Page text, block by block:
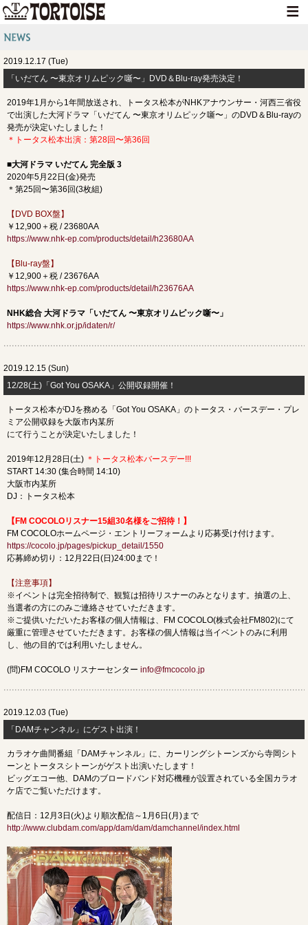
MEDIA INFO
2019.12.17 (Tue)
​「いだてん 〜東京オリムピック噺〜」DVD＆Blu-ray発売決定！
2019年1月から1年間放送され、トータス松本がNHKアナウンサー・河西三省役
で出演した大河ドラマ「いだてん 〜東京オリムピック噺〜」のDVD＆Blu-rayの
発売が決定いたしました！
＊トータス松本出演：第28回〜第36回
■大河ドラマ いだてん 完全版 3
2020年5月22日(金)発売
＊第25回〜第36回(3枚組)
【DVD BOX盤】
￥12,900＋税 / 23680AA
https://www.nhk-ep.com/products/detail/h23680AA
【Blu-ray盤】
￥12,900＋税 / 23676AA
https://www.nhk-ep.com/products/detail/h23676AA
NHK総合 大河ドラマ「いだてん 〜東京オリムピック噺〜」
https://www.nhk.or.jp/idaten/r/
2019.12.15 (Sun)
12/28(土)「Got You OSAKA」公開収録開催！
トータス松本がDJを務める「Got You OSAKA」のトータス・バースデー・プレ
ミア公開収録を大阪市内某所
にて行うことが決定いたしました！
2019年12月28日(土) ＊トータス松本バースデー!!!
START 14:30 (集合時間 14:10)
大阪市内某所
DJ：トータス松本
【FM COCOLOリスナー15組30名様をご招待！】
FM COCOLOホームページ・エントリーフォームより応募受け付けます。
https://cocolo.jp/pages/pickup_detail/1550
応募締め切り：12月22日(日)24:00まで！
【注意事項】
※イベントは完全招待制で、観覧は招待リスナーのみとなります。抽選の上、
当選者の方にのみご連絡させていただきます。
※ご提供いただいたお客様の個人情報は、FM COCOLO(株式会社FM802)にて
厳重に管理させていただきます。お客様の個人情報は当イベントのみに利用
し、他の目的では利用いたしません。
(問)FM COCOLO リスナーセンター info@fmcocolo.jp
2019.12.03 (Tue)
​「DAMチャンネル」にゲスト出演！
カラオケ曲間番組「DAMチャンネル」に、カーリングシトーンズから寺岡シト
ーンとトータスシトーンがゲスト出演いたします！
ビッグエコー他、DAMのブロードバンド対応機種が設置されている全国カラオ
ケ店でご覧いただけます。
配信日：12月3日(火)より順次配信～1月6日(月)まで
http://www.clubdam.com/app/dam/dam/damchannel/index.html